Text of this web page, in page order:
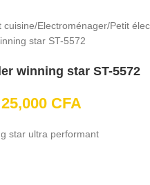
cuisine Electroménager Petit
star ST-5572
winning star ST-5572
25,000 CFA
star ultra performant